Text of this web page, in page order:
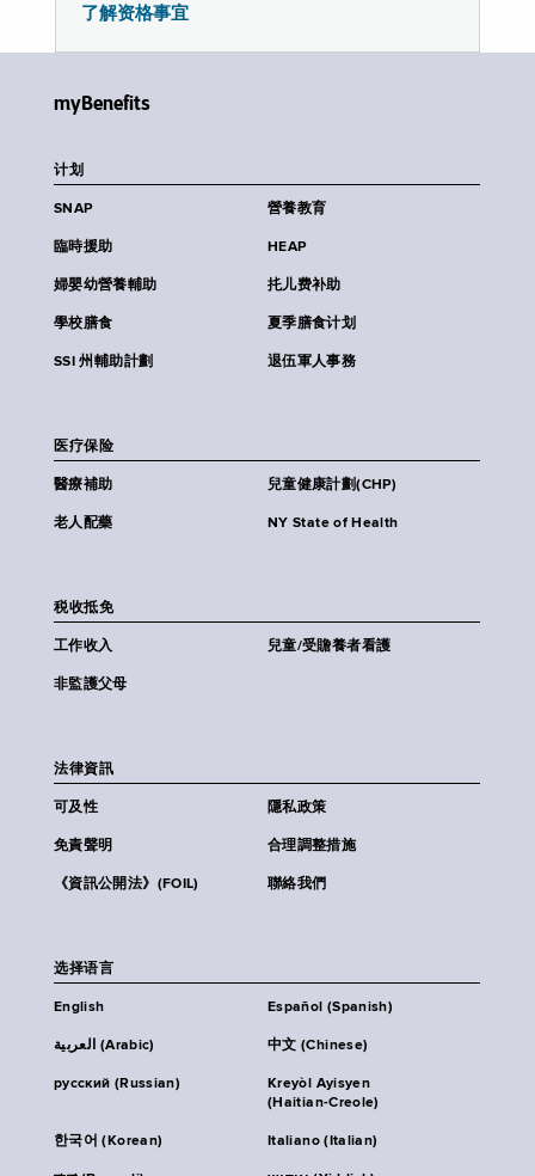
了解资格事宜
myBenefits
计划
SNAP 營養教育
臨時援助 HEAP
婦嬰幼營養輔助 扥儿费补助
學校膳食 夏季膳食计划
SSI 州輔助計劃 退伍軍人事務
医疗保险
醫療補助 兒童健康計劃(CHP)
老人配藥 NY State of Health
税收抵免
工作收入 兒童/受贍養者看護
非監護父母
法律資訊
可及性 隱私政策
免責聲明 合理調整措施
《資訊公開法》(FOIL) 聯絡我們
选择语言
English Español (Spanish)
العربية (Arabic) 中文 (Chinese)
русский (Russian)
Kreyòl Ayisyen
(Haitian-Creole)
한국어 (Korean) Italiano (Italian)